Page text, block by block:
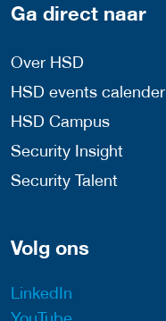
Ga direct naar
Over HSD
HSD events calender
HSD Campus
Security Insight
Security Talent
Volg ons
LinkedIn